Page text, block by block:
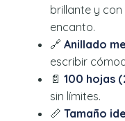
brillante y
encanto.
🔗 Anillado
escribir
📄 100 hojas
sin límites.
📏 Tamaño